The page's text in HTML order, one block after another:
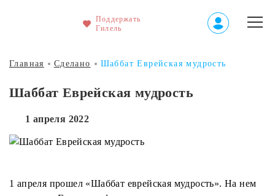
Поддержать
Гилель
Главная Сделано Шаббат Еврейская мудрость
Шаббат Еврейская мудрость
1 апреля 2022
1 апреля прошел «Шаббат еврейская мудрость». На нем